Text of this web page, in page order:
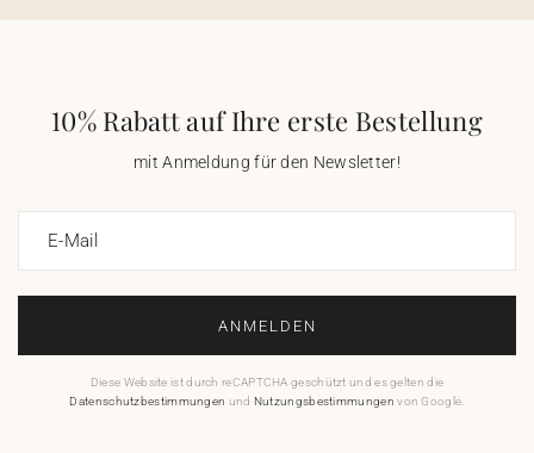
10% Rabatt auf Ihre erste Bestellung
mit Anmeldung für den Newsletter!
E-Mail
ANMELDEN
Diese Website ist durch reCAPTCHA geschützt und es gelten die
Datenschutzbestimmungen und Nutzungsbestimmungen von Google.